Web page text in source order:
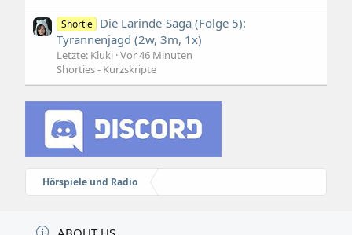
Shortie
Die Larinde-Saga (Folge 5):
Tyrannenjagd (2w, 3m, 1x)
Letzte: Kluki Vor 46 Minuten
Shorties - Kurzskripte
Hörspiele und Radio